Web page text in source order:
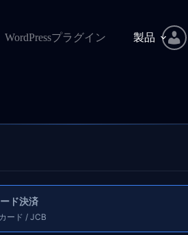
WordPressプラグイン 製品
ド決済
ード / JCB